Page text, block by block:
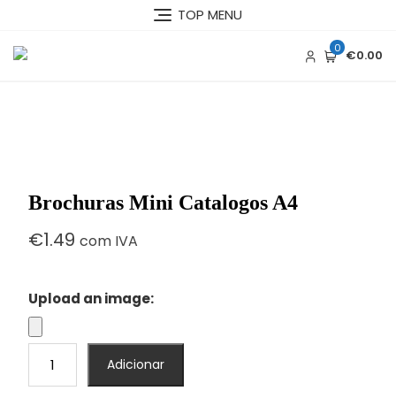
content
TOP MENU
0 €0.00
Brochuras Mini Catalogos A4
€1.49 com IVA
Upload an image:
Adicionar